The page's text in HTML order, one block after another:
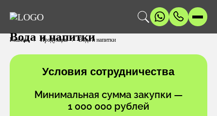
Главная Продукция Вода и напитки
Вода и напитки
Условия сотрудничества
Минимальная сумма закупки —
1 000 000 рублей